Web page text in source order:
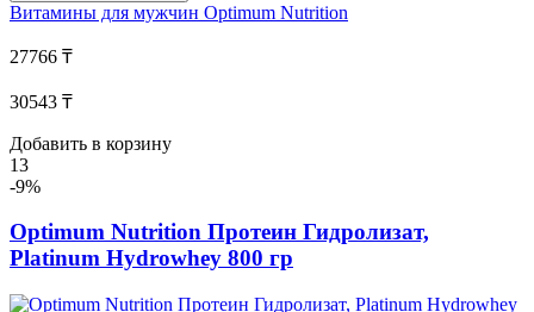
Витамины для мужчин Optimum Nutrition
27766 ₸
30543 ₸
Добавить в корзину
13
-9%
Optimum Nutrition Протеин Гидролизат,
Platinum Hydrowhey 800 гр